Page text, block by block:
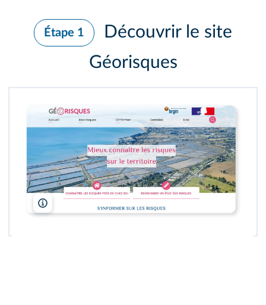
Étape 1
Découvrir le site
Géorisques